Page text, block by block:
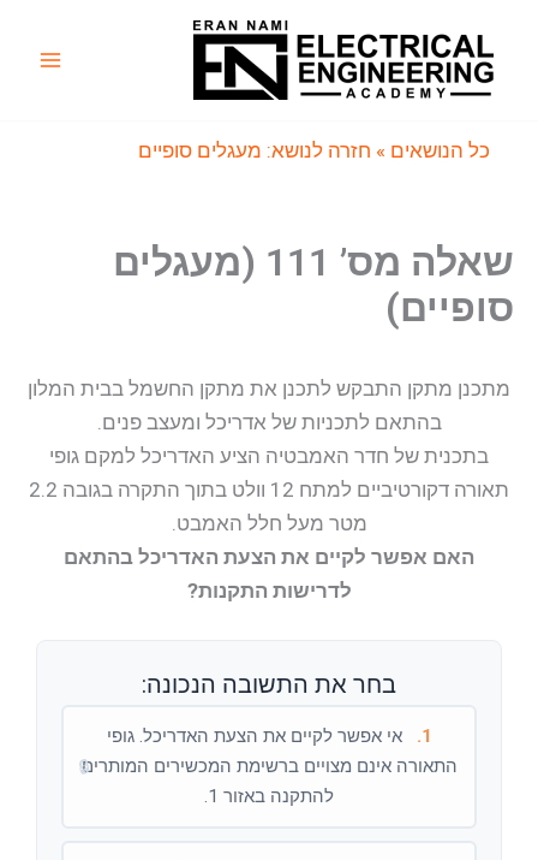
כל הנושאים » חזרה לנושא: מעגלים סופיים
שאלה מס’ 111 (מעגלים
סופיים)
מתכנן מתקן התבקש לתכנן את מתקן החשמל בבית המלון
בהתאם לתכניות של אדריכל ומעצב פנים.
בתכנית של חדר האמבטיה הציע האדריכל למקם גופי
תאורה דקורטיביים למתח 12 וולט בתוך התקרה בגובה 2.2
מטר מעל חלל האמבט.
האם אפשר לקיים את הצעת האדריכל בהתאם
לדרישות התקנות?
בחר את התשובה הנכונה:
1.
אי אפשר לקיים את הצעת האדריכל. גופי
התאורה אינם מצויים ברשימת המכשירים המותרים
להתקנה באזור 1.
🔒